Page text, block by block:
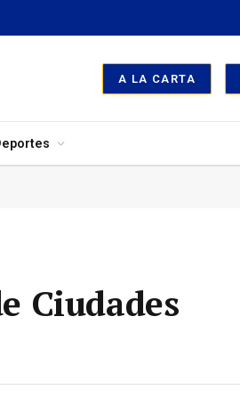
A LA CARTA
Ciudades